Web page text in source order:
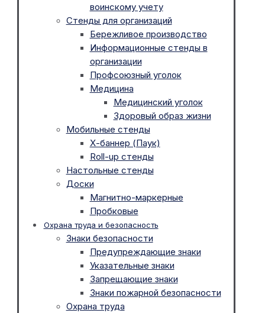
воинскому учету
Стенды для организаций
Бережливое производство
Информационные стенды в
организации
Профсоюзный уголок
Медицина
Медицинский уголок
Здоровый образ жизни
Мобильные стенды
Х-баннер (Паук)
Roll-up стенды
Настольные стенды
Доски
Магнитно-маркерные
Пробковые
Охрана труда и безопасность
Знаки безопасности
Предупреждающие знаки
Указательные знаки
Запрещающие знаки
Знаки пожарной безопасности
Охрана труда